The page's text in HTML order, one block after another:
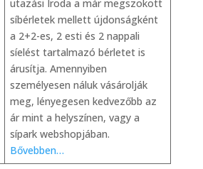
utazási Iroda a már megszokott
síbérletek mellett újdonságként
a 2+2-es, 2 esti és 2 nappali
síelést tartalmazó bérletet is
árusítja. Amennyiben
személyesen náluk vásárolják
meg, lényegesen kedvezőbb az
ár mint a helyszínen, vagy a
sípark webshopjában.
Bővebben…